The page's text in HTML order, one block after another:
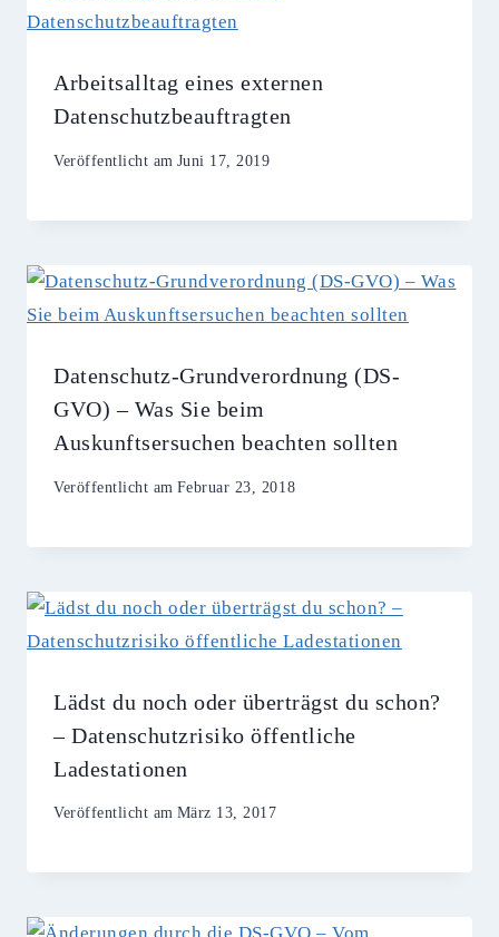
Arbeitsalltag eines externen
Datenschutzbeauftragten
Veröffentlicht am Juni 17, 2019
Datenschutz-Grundverordnung (DS-
GVO) – Was Sie beim
Auskunftsersuchen beachten sollten
Veröffentlicht am Februar 23, 2018
Lädst du noch oder überträgst du schon?
– Datenschutzrisiko öffentliche
Ladestationen
Veröffentlicht am März 13, 2017